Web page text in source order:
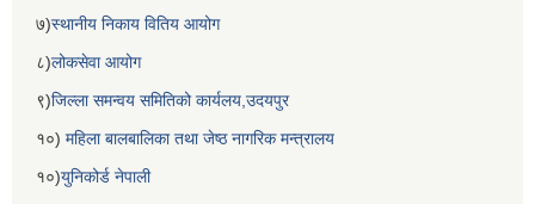
७)स्थानीय निकाय वितिय आयोग
८)लोकसेवा आयोग
९)जिल्ला समन्वय समितिको कार्यलय,उदयपुर
१०) महिला बालबालिका तथा जेष्ठ नागरिक मन्त्रालय
१०)युनिकोर्ड नेपाली